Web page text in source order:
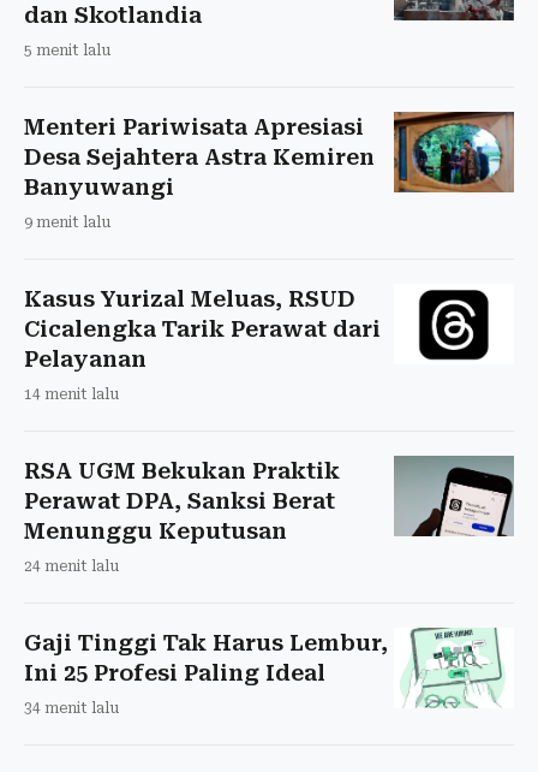
dan Skotlandia
5 menit lalu
Menteri Pariwisata Apresiasi
Desa Sejahtera Astra Kemiren
Banyuwangi
9 menit lalu
Kasus Yurizal Meluas, RSUD
Cicalengka Tarik Perawat dari
Pelayanan
14 menit lalu
RSA UGM Bekukan Praktik
Perawat DPA, Sanksi Berat
Menunggu Keputusan
24 menit lalu
Gaji Tinggi Tak Harus Lembur,
Ini 25 Profesi Paling Ideal
34 menit lalu